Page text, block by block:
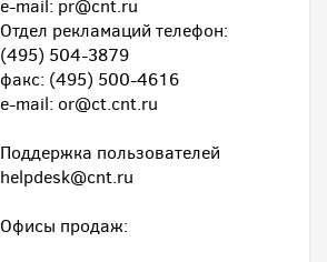
e-mail: pr@cnt.ru
Отдел рекламаций телефон:
(495) 504-3879
факс: (495) 500-4616
e-mail: or@ct.cnt.ru
Поддержка пользователей
helpdesk@cnt.ru
Офисы продаж: